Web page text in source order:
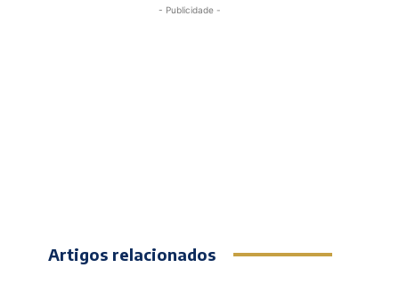
- Publicidade -
Artigos relacionados